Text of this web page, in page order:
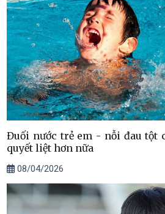
Đuối nước trẻ em - nỗi đau tột
quyết liệt hơn nữa
08/04/2026